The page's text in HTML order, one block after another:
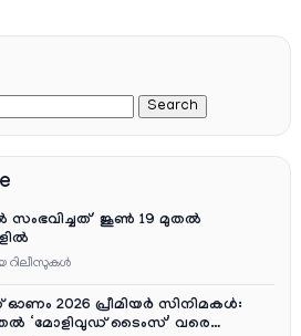
സംഭവിച്ചത്’ ജൂൺ 19 മുതൽ
റിലീസുകള്‍
ഓണം 2026 പ്രീമിയർ സിനിമകൾ:
മുതൽ ‘മോളിവുഡ് ടൈംസ്’ വരെ